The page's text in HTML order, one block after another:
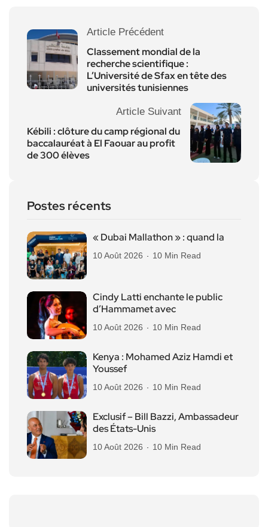
Article Précédent
Classement mondial de la
recherche scientifique :
L’Université de Sfax en tête des
universités tunisiennes
Article Suivant
Kébili : clôture du camp régional du
baccalauréat à El Faouar au profit
de 300 élèves
Postes récents
« Dubai Mallathon » : quand la
10 Août 2026 10 Min Read
Cindy Latti enchante le public
d’Hammamet avec
10 Août 2026 10 Min Read
Kenya : Mohamed Aziz Hamdi et
Youssef
10 Août 2026 10 Min Read
Exclusif – Bill Bazzi, Ambassadeur
des États-Unis
10 Août 2026 10 Min Read